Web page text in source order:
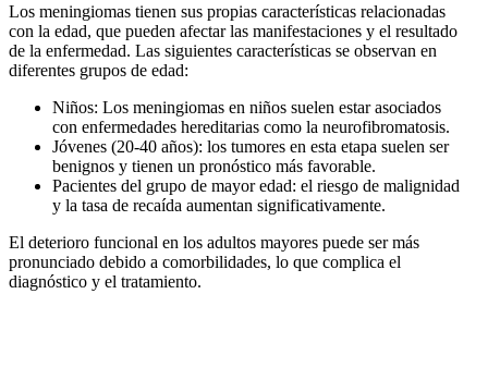
Los meningiomas tienen sus propias características relacionadas
con la edad, que pueden afectar las manifestaciones y el resultado
de la enfermedad. Las siguientes características se observan en
diferentes grupos de edad:
Niños: Los meningiomas en niños suelen estar asociados
con enfermedades hereditarias como la neurofibromatosis.
Jóvenes (20-40 años): los tumores en esta etapa suelen ser
benignos y tienen un pronóstico más favorable.
Pacientes del grupo de mayor edad: el riesgo de malignidad
y la tasa de recaída aumentan significativamente.
El deterioro funcional en los adultos mayores puede ser más
pronunciado debido a comorbilidades, lo que complica el
diagnóstico y el tratamiento.